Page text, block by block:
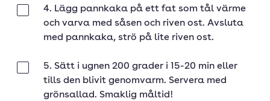
4. Lägg pannkaka på ett fat som tål värme
och varva med såsen och riven ost. Avsluta
med pannkaka, strö på lite riven ost.
5. Sätt i ugnen 200 grader i 15-20 min eller
tills den blivit genomvarm. Servera med
grönsallad. Smaklig måltid!